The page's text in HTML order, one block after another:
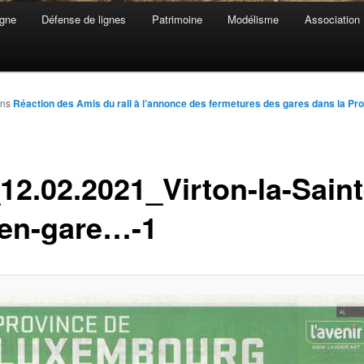
Défense de lignes Patrimoine Modélisme Association
la-
gare…-1
Réaction des Amis du rail à l’annonce des fermetures des gares dans la